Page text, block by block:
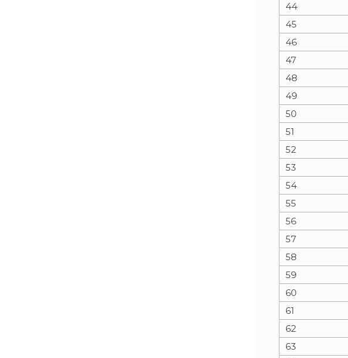
44
45
46
47
48
49
50
51
52
53
54
55
56
57
58
59
60
61
62
63